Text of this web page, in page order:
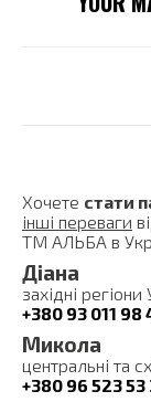
Хочете стати
інші переваги
ТМ АЛЬБА в
Діана
західні регіони
+380 93 011 98
Микола
центральні та
+380 96 523 53